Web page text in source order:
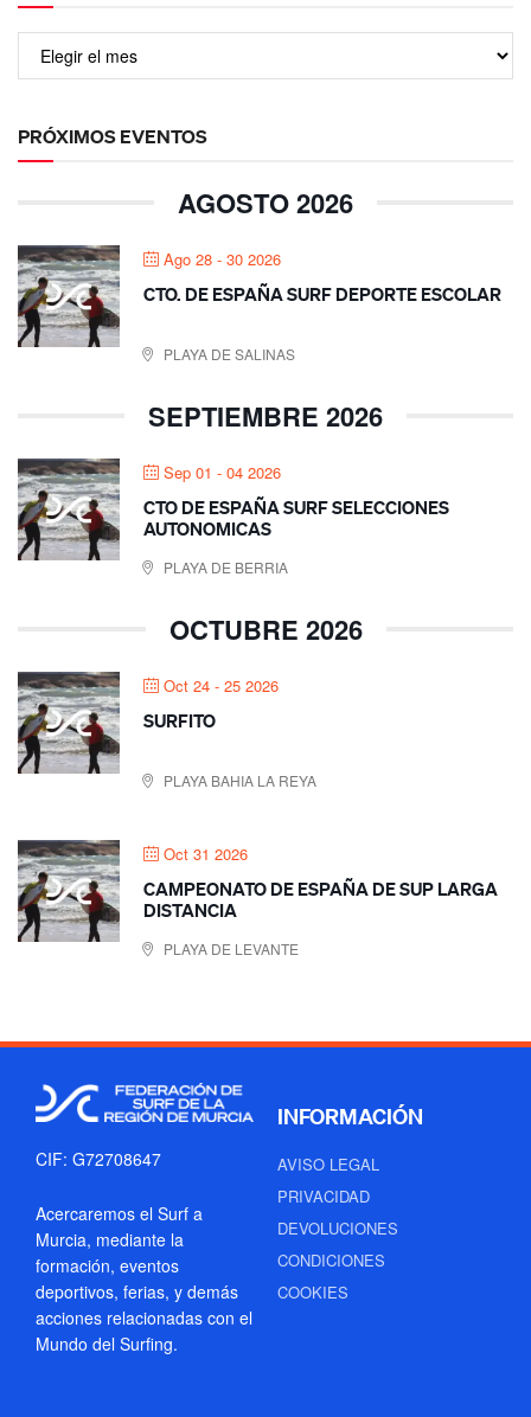
PRÓXIMOS EVENTOS
AGOSTO 2026
Ago 28 - 30 2026
CTO. DE ESPAÑA SURF DEPORTE ESCOLAR
PLAYA DE SALINAS
SEPTIEMBRE 2026
Sep 01 - 04 2026
CTO DE ESPAÑA SURF SELECCIONES
AUTONOMICAS
PLAYA DE BERRIA
OCTUBRE 2026
Oct 24 - 25 2026
SURFITO
PLAYA BAHIA LA REYA
Oct 31 2026
CAMPEONATO DE ESPAÑA DE SUP LARGA
DISTANCIA
PLAYA DE LEVANTE
CIF: G72708647
Acercaremos el Surf a
Murcia, mediante la
formación, eventos
deportivos, ferias, y demás
acciones relacionadas con el
Mundo del Surfing.
INFORMACIÓN
AVISO LEGAL
PRIVACIDAD
DEVOLUCIONES
CONDICIONES
COOKIES